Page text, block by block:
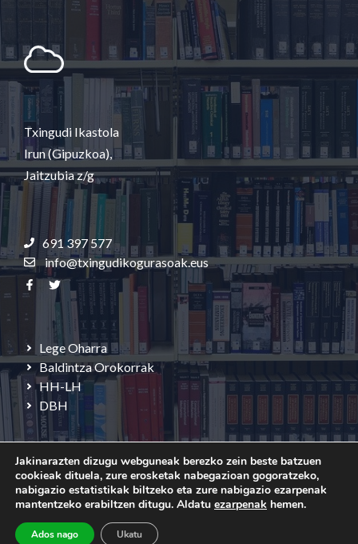
Txingudi Ikastola
Irun (Gipuzkoa),
Jaitzubia z/g
691 397 577
info@txingudikogurasoak.eus
Lege Oharra
Baldintza Orokorrak
HH-LH
DBH
© 2026 Txingudi Ikastolako Guraso Elkartea
Jakinarazten dizugu webguneak berezko zein beste batzuen
cookieak dituela, zure erosketak nabegazioan gogoratzeko,
nabigazio estatistikak biltzeko eta zure nabigazio ezarpenak
mantentzeko erabiltzen ditugu. Aldatu ezarpenak hemen.
Ados nago Ukatu